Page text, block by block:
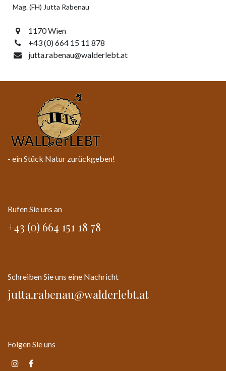
Mag. (FH) Jutta Rabenau
1170 Wien
+43 (0) 664 15 11 878
jutta.rabenau@walderlebt.at
- ein Stück Natur zurückgeben!
Rufen Sie uns an
+43 (0) 664 151 18 78
Schreiben Sie uns eine Nachricht
jutta.rabenau@walderlebt.at
Folgen Sie uns